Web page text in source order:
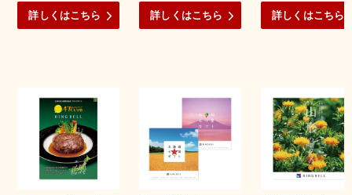
詳しくはこちら 詳しくはこちら 詳しくはこちら